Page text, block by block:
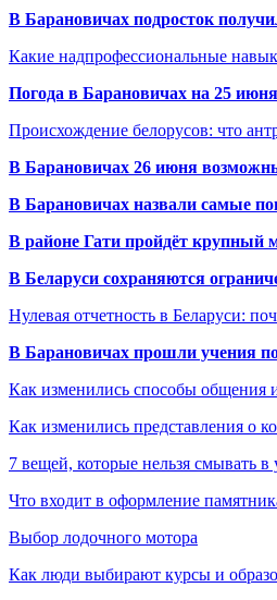
В Барановичах подросток
Какие надпрофессиональные
Погода в Барановичах на 25
Происхождение белорусов: что
В Барановичах 26 июня
В Барановичах назвали самые
В районе Гати пройдёт крупный
В Беларуси сохраняются
Нулевая отчетность в Беларуси:
В Барановичах прошли учения
Как изменились способы общения
Как изменились представления о
7 вещей, которые нельзя смывать в
Что входит в оформление
Выбор лодочного мотора
Как люди выбирают курсы и